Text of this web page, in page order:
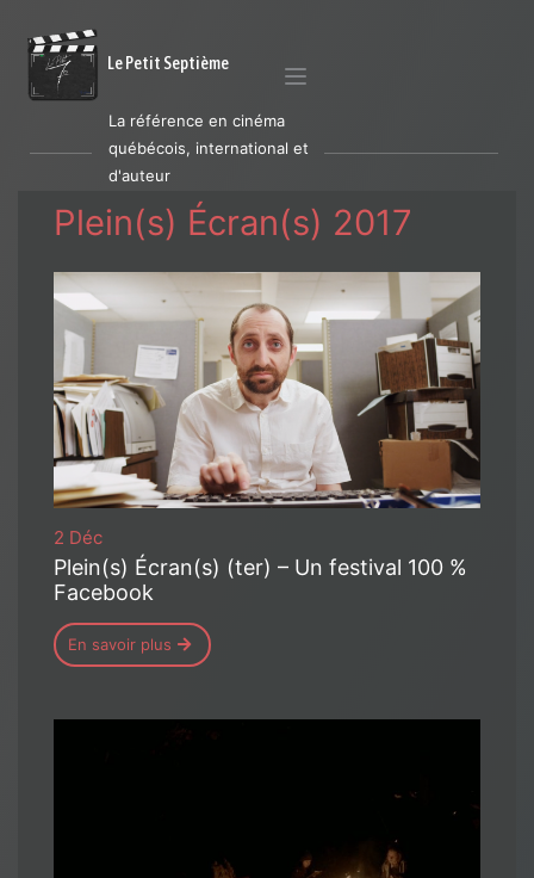
Le Petit Septième
La référence en cinéma
québécois, international et
d'auteur
Plein(s) Écran(s) 2017
2 Déc
Plein(s) Écran(s) (ter) – Un festival 100 %
Facebook
En savoir plus